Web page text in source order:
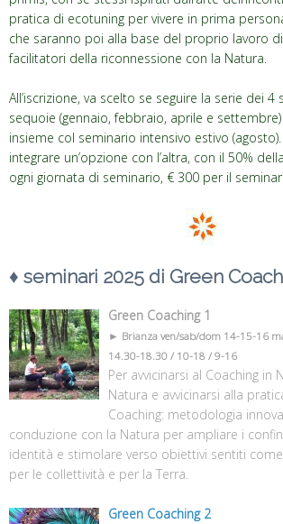
pratica di ecotuning per vivere in prima
che saranno poi alla base del proprio lavoro
facilitatori della riconnessione con la Natura.
All’iscrizione, va scelto se seguire la serie dei 4
sequoie (gennaio, febbraio, aprile e
insieme col seminario intensivo estivo
integrare un’opzione con l’altra, con il 50%
ogni giornata di seminario, € 300 per il
♦ seminari 2025 di Green
Green Coaching 1
► Brianza ven/sab/dom 14-15-16
14.30-18.30 / 10-18 / 9-16
Per avvicinarsi al Coaching in
Natura e avvicinarsi alla
Coaching: metodologia
conduzione con la Natura per ampliare i
identità e stimolare verso obiettivi sentiti
per le collettività e per la Terra.
Green Coaching2